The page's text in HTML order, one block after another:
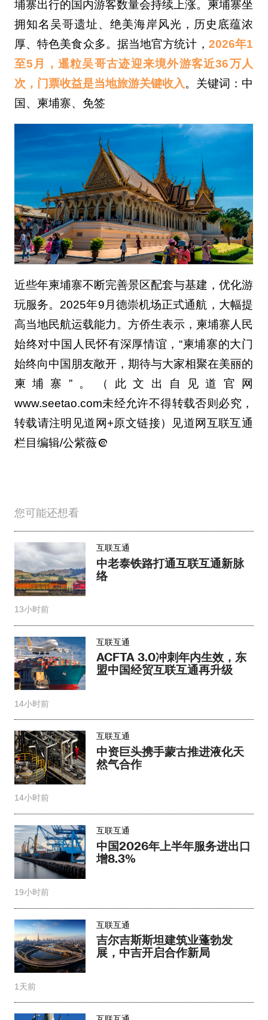
埔寨出行的国内游客数量会持续上涨。柬埔寨坐
拥知名吴哥遗址、绝美海岸风光，历史底蕴浓
厚、特色美食众多。据当地官方统计， 2026年1
至5月，暹粒吴哥古迹迎来境外游客近36万人
次，门票收益是当地旅游关键收入。关键词：中
国、柬埔寨、免签
近些年柬埔寨不断完善景区配套与基建，优化游
玩服务。2025年9月德崇机场正式通航，大幅提
高当地民航运载能力。方侨生表示，柬埔寨人民
始终对中国人民怀有深厚情谊，“柬埔寨的大门
始终向中国朋友敞开，期待与大家相聚在美丽的
柬埔寨”。（此文出自见道官网
www.seetao.com未经允许不得转载否则必究，
转载请注明见道网+原文链接）见道网互联互通
栏目编辑/公紫薇
您可能还想看
互联互通
中老泰铁路打通互联互通新脉
络
13小时前
互联互通
ACFTA 3.0冲刺年内生效，东
盟中国经贸互联互通再升级
14小时前
互联互通
中资巨头携手蒙古推进液化天
然气合作
14小时前
互联互通
中国2026年上半年服务进出口
增8.3%
19小时前
互联互通
吉尔吉斯斯坦建筑业蓬勃发
展，中吉开启合作新局
1天前